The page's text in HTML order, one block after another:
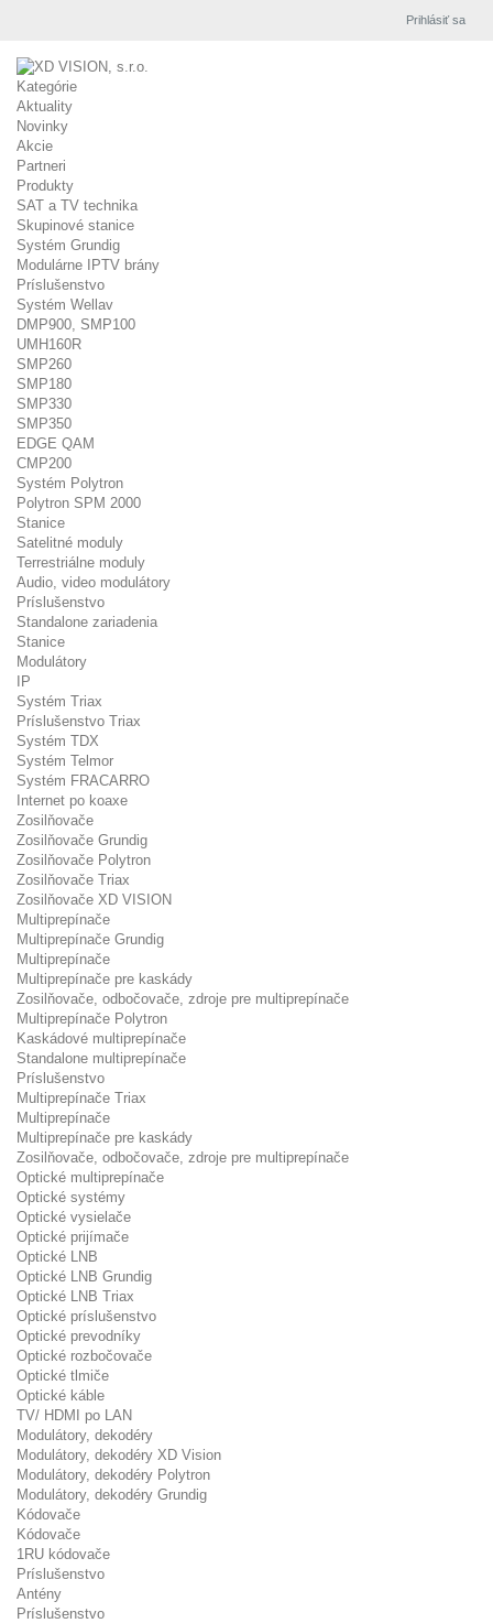
Prihlásiť sa
Kategórie
Aktuality
Novinky
Akcie
Partneri
Produkty
SAT a TV technika
Skupinové stanice
Systém Grundig
Modulárne IPTV brány
Príslušenstvo
Systém Wellav
DMP900, SMP100
UMH160R
SMP260
SMP180
SMP330
SMP350
EDGE QAM
CMP200
Systém Polytron
Polytron SPM 2000
Stanice
Satelitné moduly
Terrestriálne moduly
Audio, video modulátory
Príslušenstvo
Standalone zariadenia
Stanice
Modulátory
IP
Systém Triax
Príslušenstvo Triax
Systém TDX
Systém Telmor
Systém FRACARRO
Internet po koaxe
Zosilňovače
Zosilňovače Grundig
Zosilňovače Polytron
Zosilňovače Triax
Zosilňovače XD VISION
Multiprepínače
Multiprepínače Grundig
Multiprepínače
Multiprepínače pre kaskády
Zosilňovače, odbočovače, zdroje pre multiprepínače
Multiprepínače Polytron
Kaskádové multiprepínače
Standalone multiprepínače
Príslušenstvo
Multiprepínače Triax
Multiprepínače
Multiprepínače pre kaskády
Zosilňovače, odbočovače, zdroje pre multiprepínače
Optické multiprepínače
Optické systémy
Optické vysielače
Optické prijímače
Optické LNB
Optické LNB Grundig
Optické LNB Triax
Optické príslušenstvo
Optické prevodníky
Optické rozbočovače
Optické tlmiče
Optické káble
TV/ HDMI po LAN
Modulátory, dekodéry
Modulátory, dekodéry XD Vision
Modulátory, dekodéry Polytron
Modulátory, dekodéry Grundig
Kódovače
Kódovače
1RU kódovače
Príslušenstvo
Antény
Príslušenstvo